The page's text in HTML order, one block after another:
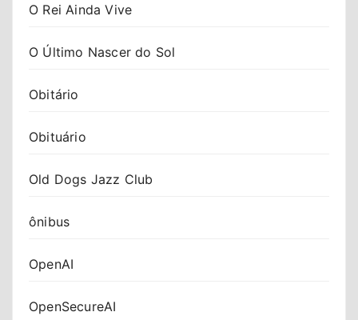
O Rei Ainda Vive
O Último Nascer do Sol
Obitário
Obituário
Old Dogs Jazz Club
ônibus
OpenAI
OpenSecureAI